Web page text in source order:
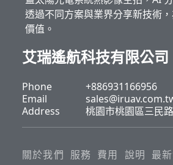
透過不同方案與業界分享新技術
價值。
艾瑞遙航科技有限公司
Phone
+886931166956
Email
Address
桃園市桃園區三民
關於我們 服務 費用 說明 最